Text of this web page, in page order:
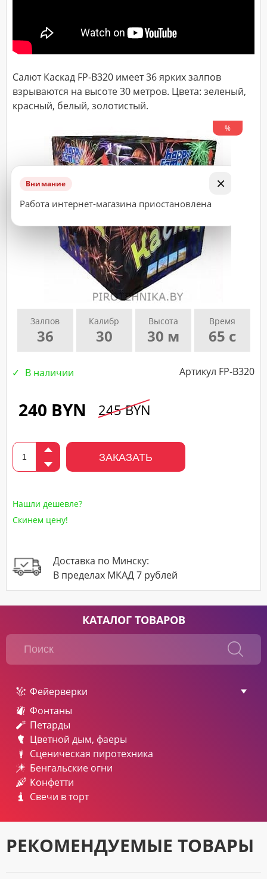
×
Внимание
Работа интернет-магазина приостановлена
%
Залпов
36
Калибр
30
Высота
30 м
Время
65 с
Салют Каскад FP-B320 имеет 36 ярких залпов
взрываются на высоте 30 метров. Цвета: зеленый,
красный, белый, золотистый.
В наличии Артикул FP-B320
240 BYN 245 BYN
ЗАКАЗАТЬ
Нашли дешевле?
Скинем цену!
Доставка по Минску:
В пределах МКАД 7 рублей
КАТАЛОГ ТОВАРОВ
Фейерверки
Фонтаны
Петарды
Цветной дым, фаеры
Сценическая пиротехника
Бенгальские огни
Конфетти
Свечи в торт
РЕКОМЕНДУЕМЫЕ ТОВАРЫ
ДОСТАВКА
улица,
квартира),
время
доставки*
ВАЖНО!
Заказ
принятым
исполнению
подтверждающего
менеджера.